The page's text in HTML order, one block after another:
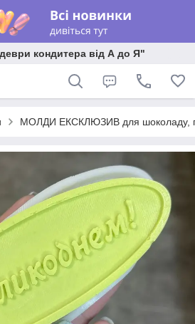
кондитера від А до Я"
МОЛДИ ЕКСКЛЮЗИВ для шоколаду,